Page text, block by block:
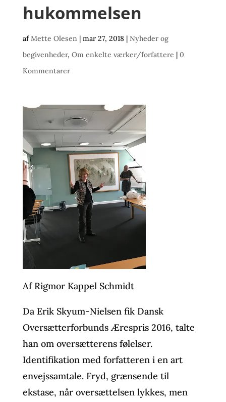
hukommelsen
afMette Olesen| mar 27, 2018| Nyheder og
begivenheder, Om enkelte værker/forfattere | 0
Kommentarer
Af Rigmor Kappel Schmidt
Da Erik Skyum-Nielsen fik Dansk
Oversætterforbunds Ærespris 2016, talte
han om oversætterens følelser.
Identifikation med forfatteren i en art
envejssamtale. Fryd, grænsende til
ekstase, når oversættelsen lykkes, men